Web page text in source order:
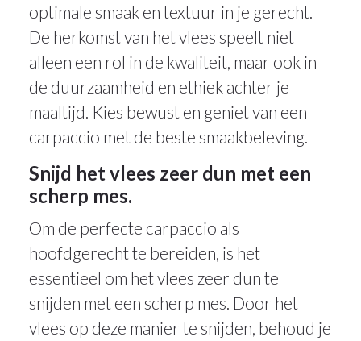
optimale smaak en textuur in je gerecht.
De herkomst van het vlees speelt niet
alleen een rol in de kwaliteit, maar ook in
de duurzaamheid en ethiek achter je
maaltijd. Kies bewust en geniet van een
carpaccio met de beste smaakbeleving.
Snijd het vlees zeer dun met een
scherp mes.
Om de perfecte carpaccio als
hoofdgerecht te bereiden, is het
essentieel om het vlees zeer dun te
snijden met een scherp mes. Door het
vlees op deze manier te snijden, behoud je